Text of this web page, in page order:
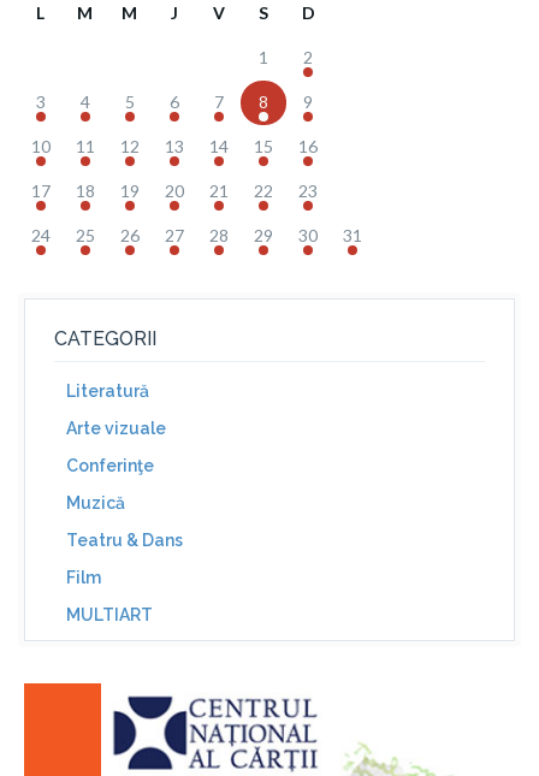
L M M J V S D
1 2
3 4 5 6 7 8 9
10 11 12 13 14 15 16
17 18 19 20 21 22 23
24 25 26 27 28 29 30 31
CATEGORII
Literatură
Arte vizuale
Conferinţe
Muzică
Teatru & Dans
Film
MULTIART